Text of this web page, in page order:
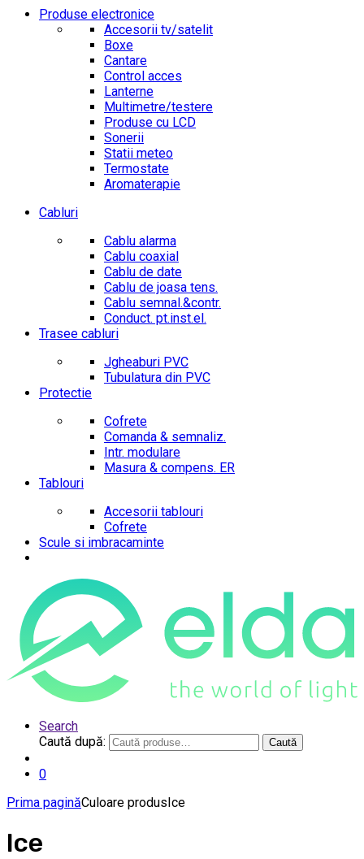
Produse electronice
Accesorii tv/satelit
Boxe
Cantare
Control acces
Lanterne
Multimetre/testere
Produse cu LCD
Sonerii
Statii meteo
Termostate
Aromaterapie
Cabluri
Cablu alarma
Cablu coaxial
Cablu de date
Cablu de joasa tens.
Cablu semnal.&contr.
Conduct. pt.inst.el.
Trasee cabluri
Jgheaburi PVC
Tubulatura din PVC
Protectie
Cofrete
Comanda & semnaliz.
Intr. modulare
Masura & compens. ER
Tablouri
Accesorii tablouri
Cofrete
Scule si imbracaminte
Search
Caută după:
Caută
0
Prima paginăCuloare produsIce
Ice